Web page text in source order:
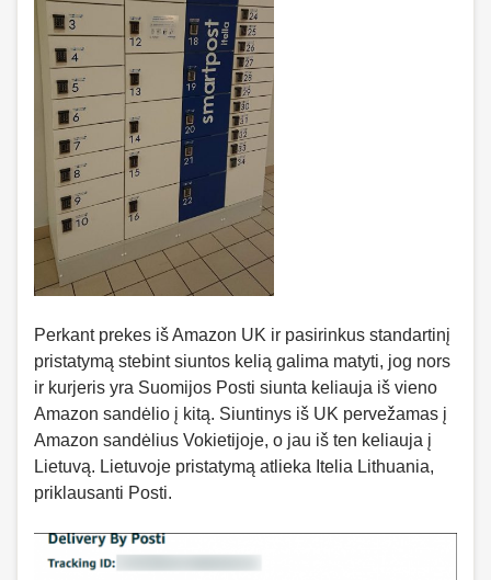
Perkant prekes iš Amazon UK ir pasirinkus standartinį
pristatymą stebint siuntos kelią galima matyti, jog nors
ir kurjeris yra Suomijos Posti siunta keliauja iš vieno
Amazon sandėlio į kitą. Siuntinys iš UK pervežamas į
Amazon sandėlius Vokietijoje, o jau iš ten keliauja į
Lietuvą. Lietuvoje pristatymą atlieka Itelia Lithuania,
priklausanti Posti.